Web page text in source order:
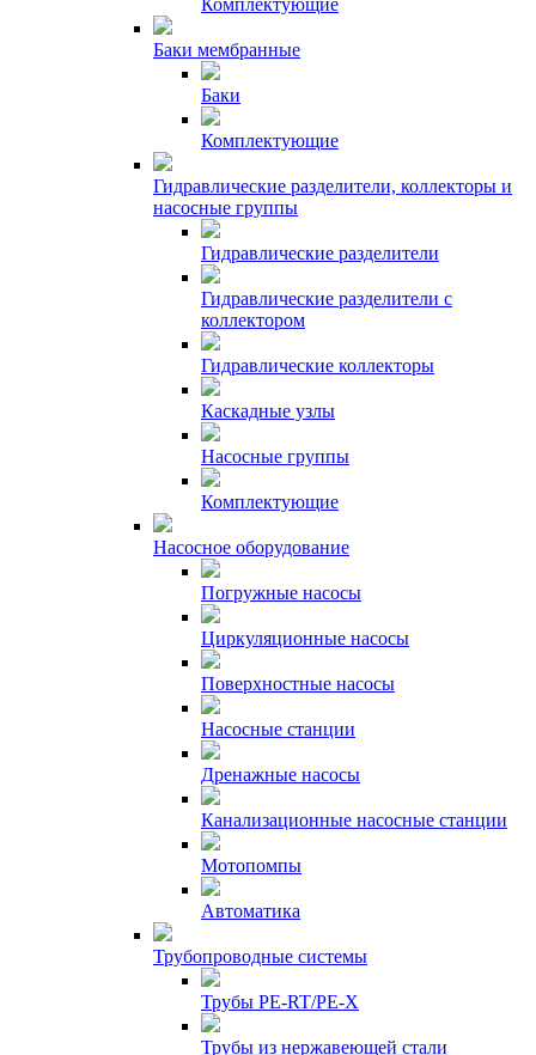
Комплектующие
Баки мембранные
Баки
Комплектующие
Гидравлические разделители, коллекторы и
насосные группы
Гидравлические разделители
Гидравлические разделители с
коллектором
Гидравлические коллекторы
Каскадные узлы
Насосные группы
Комплектующие
Насосное оборудование
Погружные насосы
Циркуляционные насосы
Поверхностные насосы
Насосные станции
Дренажные насосы
Канализационные насосные станции
Мотопомпы
Автоматика
Трубопроводные системы
Трубы PE-RT/PE-X
Трубы из нержавеющей стали